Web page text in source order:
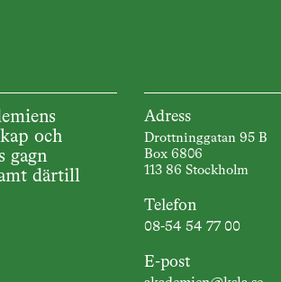
mera!
och
gagn
därtill
Adress
Drottninggatan 95 B
Box 6806
113 86 Stockholm
Telefon
08-54 54 77 00
E-post